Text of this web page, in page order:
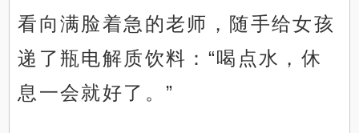
看向满脸着急的老师，随手给女孩
递了瓶电解质饮料：“喝点水，休
息一会就好了。”